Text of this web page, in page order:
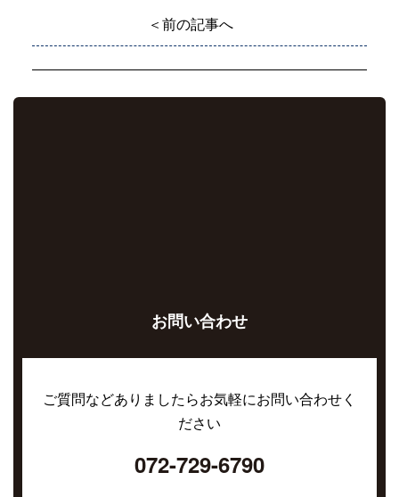
＜前の記事へ
お問い合わせ
ご質問などありましたらお気軽にお問い合わせく
ださい
072-729-6790